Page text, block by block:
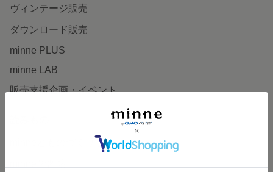
ヴィンテージ販売
ダウンロード販売
minne PLUS
minne LAB
販売支援企画・イベント
minneとものづくりと